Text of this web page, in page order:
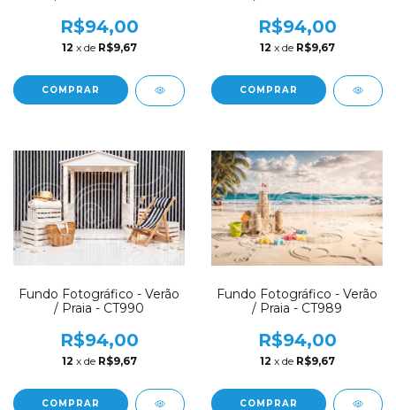
R$94,00
12 x de R$9,67
COMPRAR
R$94,00
12 x de R$9,67
COMPRAR
Fundo Fotográfico - Verão
/ Praia - CT990
R$94,00
12 x de R$9,67
COMPRAR
Fundo Fotográfico - Verão
/ Praia - CT989
R$94,00
12 x de R$9,67
COMPRAR